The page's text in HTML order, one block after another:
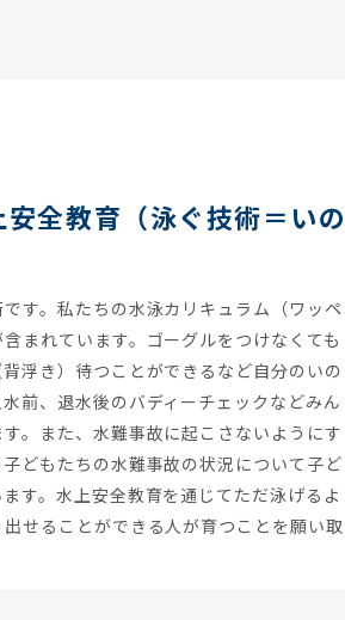
全教育（泳ぐ技術＝いの
す。私たちの水泳カリキュラム（ワッペ
まれています。ゴーグルをつけなくても
浮き）待つことができるなど自分のいの
前、退水後のバディーチェックなどみん
。また、水難事故に起こさないようにす
どもたちの水難事故の状況について子ど
す。水上安全教育を通じてただ泳げるよ
せることができる人が育つことを願い取